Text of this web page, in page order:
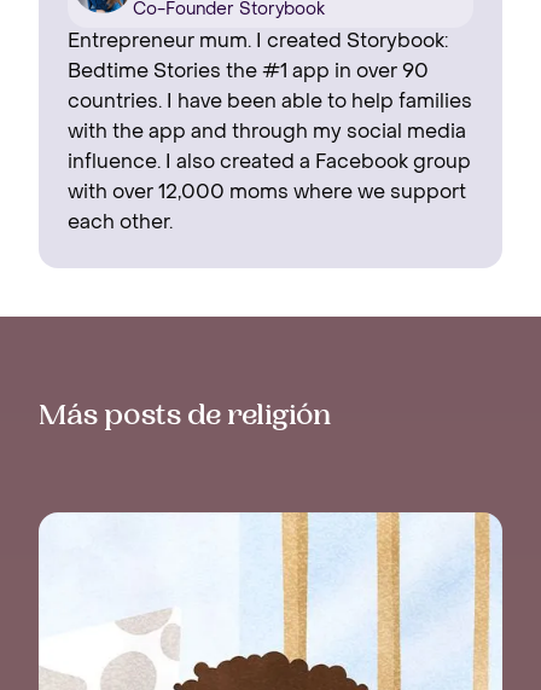
Co-Founder Storybook
Entrepreneur mum. I created Storybook:
Bedtime Stories the #1 app in over 90
countries. I have been able to help families
with the app and through my social media
influence. I also created a Facebook group
with over 12,000 moms where we support
each other.
Más posts de religión